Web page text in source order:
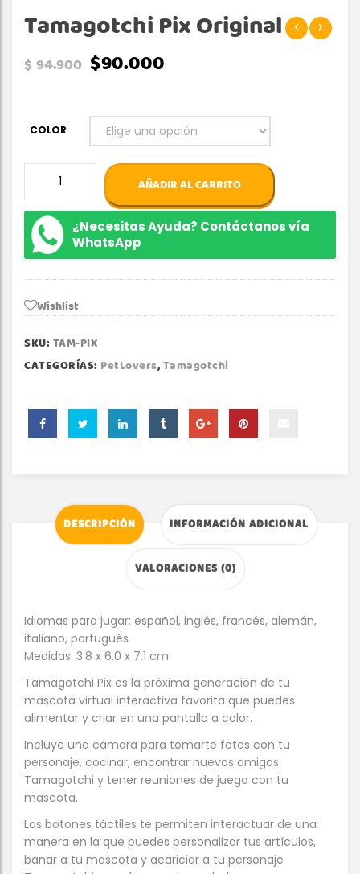
Tamagotchi Pix Original
$94.900 $90.000
COLOR
Original
cantidad
AÑADIR AL CARRITO
¿Necesitas Ayuda? Contáctanos vía
WhatsApp
Wishlist
SKU: TAM-PIX
CATEGORÍAS: PetLovers,Tamagotchi
DESCRIPCIÓN INFORMACIÓN ADICIONAL
VALORACIONES (0)
Idiomas para jugar: español, inglés, francés, alemán,
italiano, portugués.
Medidas: 3.8 x 6.0 x 7.1 cm
Tamagotchi Pix es la próxima generación de tu
mascota virtual interactiva favorita que puedes
alimentar y criar en una pantalla a color.
Incluye una cámara para tomarte fotos con tu
personaje, cocinar, encontrar nuevos amigos
Tamagotchi y tener reuniones de juego con tu
mascota.
Los botones táctiles te permiten interactuar de una
manera en la que puedes personalizar tus artículos,
bañar a tu mascota y acariciar a tu personaje